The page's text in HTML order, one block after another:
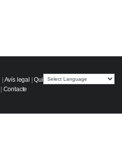
| Avís legal |Qui
| Contacte